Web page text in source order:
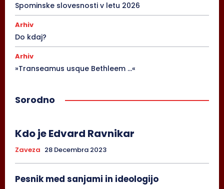
Spominske slovesnosti v letu 2026
Arhiv
Do kdaj?
Arhiv
»Transeamus usque Bethleem …«
Sorodno
Kdo je Edvard Ravnikar
Zaveza 28 Decembra 2023
Pesnik med sanjami in ideologijo